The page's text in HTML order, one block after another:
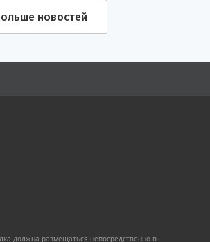
новостей
должна размещаться непосредственно в